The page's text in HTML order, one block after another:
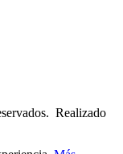
Realizado